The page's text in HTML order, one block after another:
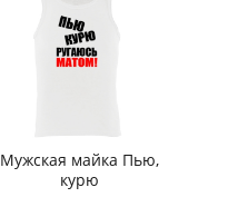
Мужская майка Пью,
курю